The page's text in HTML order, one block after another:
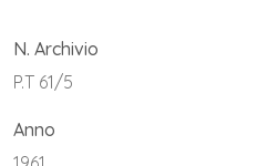
N. Archivio
P.T 61/5
Anno